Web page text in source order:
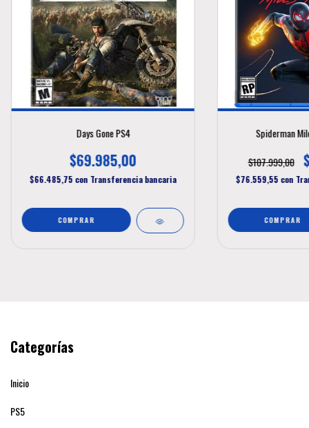
Days Gone PS4
$69.985,00
$66.485,75 con Transferencia bancaria
Spiderman
$107.999,00
$76.559,55 con
Categorías
Inicio
PS5